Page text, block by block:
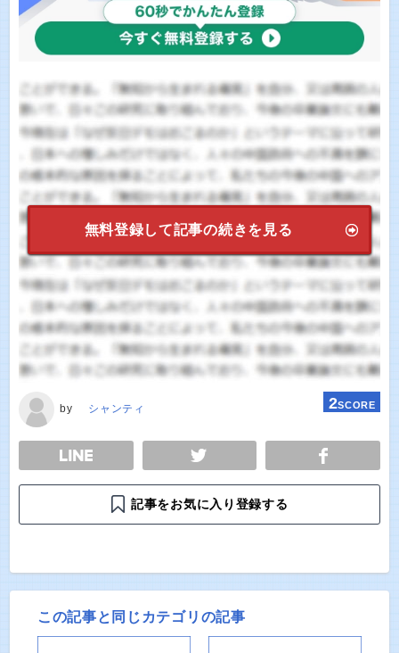
無料登録して記事の続きを見る
by シャンティ 2SCORE
TWEET
記事をお気に入り登録する
この記事と同じカテゴリの記事